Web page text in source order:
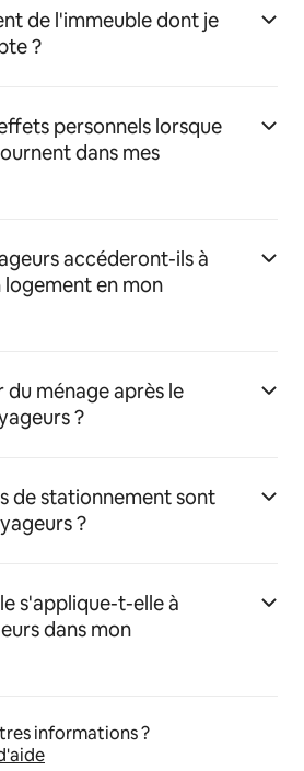
de l'immeuble dont je
?
personnels lorsque
dans mes
accéderont-ils à
en mon
ménage après le
?
de stationnement sont
?
s'applique-t-elle à
dans mon
informations ?